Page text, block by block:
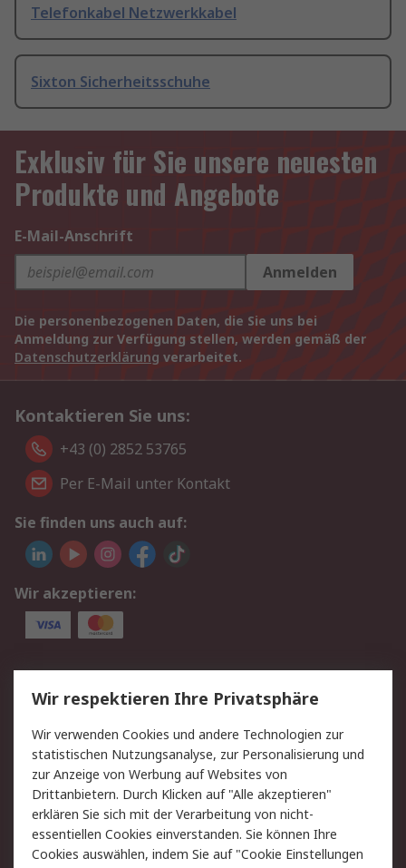
Telefonkabel Netzwerkkabel
Sixton Sicherheitsschuhe
Exklusiv für Sie unsere neuesten
Produkte und Angebote
E-Mail-Anschrift
Anmelden
Die personenbezogenen Daten, die Sie uns bei
Anmeldung zur Verfügung stellen, werden gemäß der
Datenschutzerklärung verarbeitet.
Kontaktieren Sie uns:
+43 (0) 2852 53765
Per E-Mail unter Kontakt
Sie finden uns auch auf:
Wir akzeptieren:
Service
Value Added Services
Lieferlösungen
Rücksendung/Entsorgung Kontakt
Hilfe
Rechtliches
RS Verkaufs- und
Lieferbedingungen
Datenschutz
Wir respektieren Ihre Privatsphäre
Wir verwenden Cookies und andere Technologien zur
statistischen Nutzungsanalyse, zur Personalisierung und
zur Anzeige von Werbung auf Websites von
Drittanbietern. Durch Klicken auf "Alle akzeptieren"
erklären Sie sich mit der Verarbeitung von nicht-
essentiellen Cookies einverstanden. Sie können Ihre
Cookies auswählen, indem Sie auf "Cookie Einstellungen